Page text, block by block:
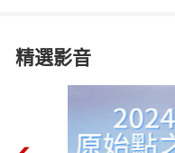
精選影音